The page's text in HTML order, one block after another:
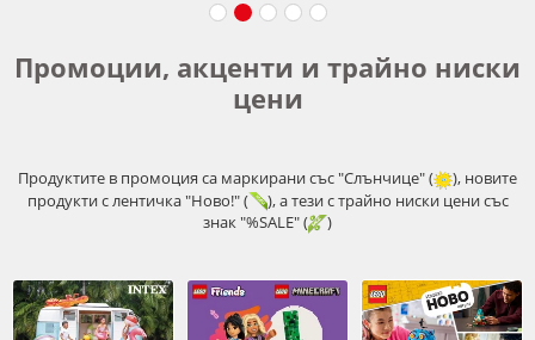
Промоции, акценти и трайно ниски
цени
Продуктите в промоция са маркирани със "Слънчице" (
), новите
продукти с лентичка "Ново!" (
), а тези с трайно ниски цени със
знак "%SALE" (
)